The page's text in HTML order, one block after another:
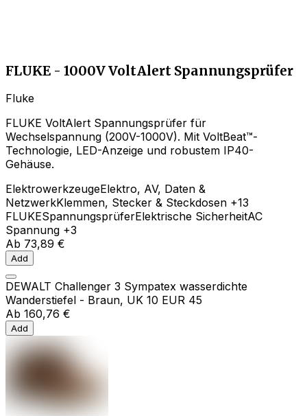
FLUKE - 1000V VoltAlert Spannungsprüfer
Fluke
FLUKE VoltAlert Spannungsprüfer für
Wechselspannung (200V-1000V). Mit VoltBeat™-
Technologie, LED-Anzeige und robustem IP40-
Gehäuse.
ElektrowerkzeugeElektro, AV, Daten &
NetzwerkKlemmen, Stecker & Steckdosen +13
FLUKESpannungsprüferElektrische SicherheitAC
Spannung +3
Ab 73,89 €
Add
DEWALT Challenger 3 Sympatex wasserdichte
Wanderstiefel - Braun, UK 10 EUR 45
Ab 160,76 €
Add